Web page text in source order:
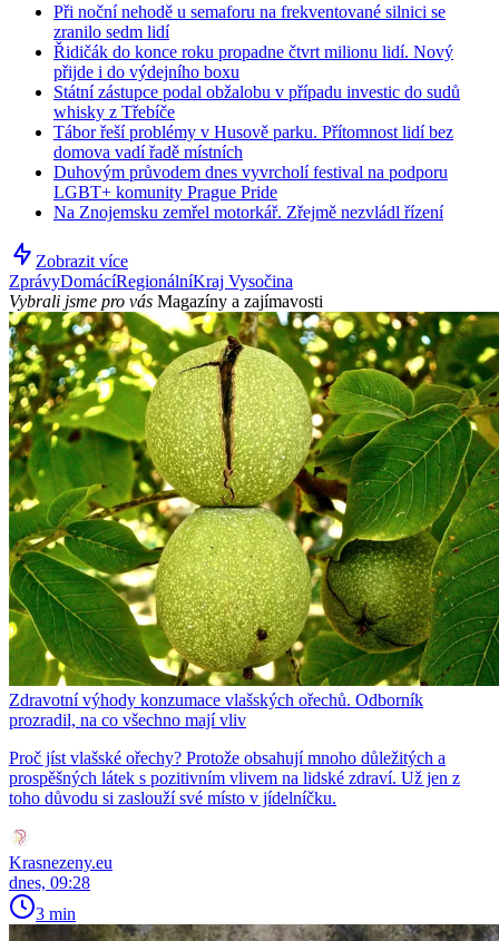
Při noční nehodě u semaforu na frekventované silnici se
zranilo sedm lidí
Řidičák do konce roku propadne čtvrt milionu lidí. Nový
přijde i do výdejního boxu
Státní zástupce podal obžalobu v případu investic do sudů
whisky z Třebíče
Tábor řeší problémy v Husově parku. Přítomnost lidí bez
domova vadí řadě místních
Duhovým průvodem dnes vyvrcholí festival na podporu
LGBT+ komunity Prague Pride
Na Znojemsku zemřel motorkář. Zřejmě nezvládl řízení
Zobrazit více
ZprávyDomácíRegionálníKraj Vysočina
Vybrali jsme pro vás Magazíny a zajímavosti
Zdravotní výhody konzumace vlašských ořechů. Odborník
prozradil, na co všechno mají vliv
Proč jíst vlašské ořechy? Protože obsahují mnoho důležitých a
prospěšných látek s pozitivním vlivem na lidské zdraví. Už jen z
toho důvodu si zaslouží své místo v jídelníčku.
Krasnezeny.eu
dnes, 09:28
3 min